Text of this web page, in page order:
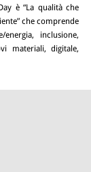
è “La qualità che
che comprende
inclusione,
materiali, digitale,